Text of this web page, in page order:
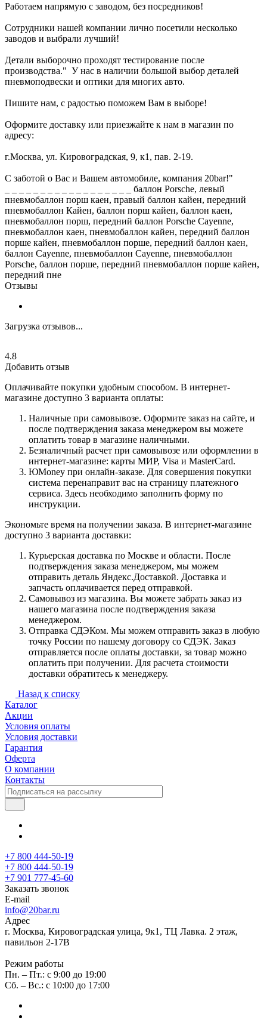
Работаем напрямую с заводом, без посредников!
Сотрудники нашей компании лично посетили несколько
заводов и выбрали лучший!
Детали выборочно проходят тестирование после
производства." У нас в наличии большой выбор деталей
пневмоподвески и оптики для многих авто.
Пишите нам, с радостью поможем Вам в выборе!
Оформите доставку или приезжайте к нам в магазин по
адресу:
г.Москва, ул. Кировоградская, 9, к1, пав. 2-19.
С заботой о Вас и Вашем автомобиле, компания 20bar!"
_ _ _ _ _ _ _ _ _ _ _ _ _ _ _ _ _ _ баллон Porsche, левый
пневмобаллон порш каен, правый баллон кайен, передний
пневмобаллон Кайен, баллон порш кайен, баллон каен,
пневмобаллон порш, передний баллон Porsche Cayenne,
пневмобаллон каен, пневмобаллон кайен, передний баллон
порше кайен, пневмобаллон порше, передний баллон каен,
баллон Cayenne, пневмобаллон Cayenne, пневмобаллон
Porsche, баллон порше, передний пневмобаллон порше кайен,
передний пне
Отзывы
Загрузка отзывов...
4.8
Добавить отзыв
Оплачивайте покупки удобным способом. В интернет-
магазине доступно 3 варианта оплаты:
Наличные при самовывозе. Оформите заказ на сайте, и
после подтверждения заказа менеджером вы можете
оплатить товар в магазине наличными.
Безналичный расчет при самовывозе или оформлении в
интернет-магазине: карты МИР, Visa и MasterCard.
ЮMoney при онлайн-заказе. Для совершения покупки
система перенаправит вас на страницу платежного
сервиса. Здесь необходимо заполнить форму по
инструкции.
Экономьте время на получении заказа. В интернет-магазине
доступно 3 варианта доставки:
Курьерская доставка по Москве и области. После
подтверждения заказа менеджером, мы можем
отправить деталь Яндекс.Доставкой. Доставка и
запчасть оплачивается перед отправкой.
Самовывоз из магазина. Вы можете забрать заказ из
нашего магазина после подтверждения заказа
менеджером.
Отправка СДЭКом. Мы можем отправить заказ в любую
точку России по нашему договору со СДЭК. Заказ
отправляется после оплаты доставки, за товар можно
оплатить при получении. Для расчета стоимости
доставки обратитесь к менеджеру.
Назад к списку
Каталог
Акции
Условия оплаты
Условия доставки
Гарантия
Оферта
О компании
Контакты
+7 800 444-50-19
+7 800 444-50-19
+7 901 777-45-60
Заказать звонок
E-mail
info@20bar.ru
Адрес
г. Москва, Кировоградская улица, 9к1, ТЦ Лавка. 2 этаж,
павильон 2-17В
Режим работы
Пн. – Пт.: с 9:00 до 19:00
Сб. – Вс.: с 10:00 до 17:00